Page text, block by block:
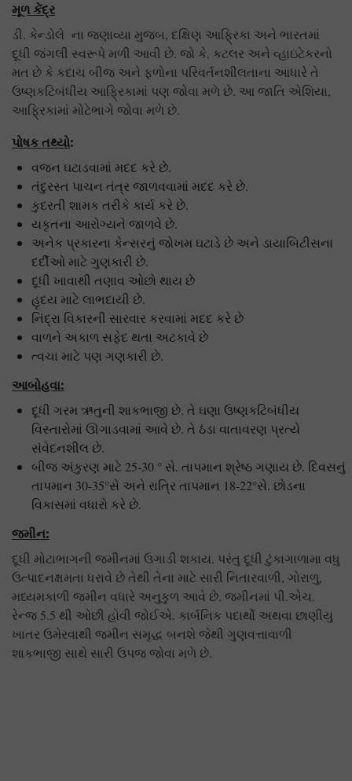
મૂળ કેંદ્ર
ડી. કેન્ડોલે ના જણાવ્યા મુજબ, દક્ષિણ આફ્રિકા અને ભારતમાં
દૂધી જંગલી સ્વરૂપે મળી આવી છે. જો કે, કટલર અને વ્હાઇટેકરનો
મત છે કે કદાચ બીજ અને ફળોના પરિવર્તનશીલતાના આધારે તે
ઉષ્ણકટિબંધીય આફ્રિકામાં પણ જોવા મળે છે. આ જાતિ એશિયા,
આફ્રિકામાં મોટેભાગે જોવા મળે છે.
પોષક તથ્યો:
વજન ઘટાડવામાં મદદ કરે છે.
તંદુરસ્ત પાચન તંત્ર જાળવવામાં મદદ કરે છે.
કુદરતી શામક તરીકે કાર્ય કરે છે.
યકૃતના આરોગ્યને જાળવે છે.
અનેક પ્રકારના કેન્સરનું જોખમ ઘટાડે છે અને ડાયાબિટીસના
દર્દીઓ માટે ગુણકારી છે.
દૂધી ખાવાથી તણાવ ઓછો થાય છે
હૃદય માટે લાભદાયી છે.
નિંદ્રા વિકારની સારવાર કરવામાં મદદ કરે છે
વાળને અકાળ સફેદ થતા અટકાવે છે
ત્વચા માટે પણ ગણકારી છે.
આબોહવા:
દૂધી ગરમ ઋતુની શાકભાજી છે. તે ઘણા ઉષ્ણકટિબંધીય
વિસ્તારોમાં ઊગાડવામાં આવે છે. તે ઠંડા વાતાવરણ પ્રત્યે
સંવેદનશીલ છે.
બીજ અંકુરણ માટે 25-30 ° સે. તાપમાન શ્રેષ્ઠ ગણાય છે. દિવસનું
તાપમાન 30-35°સે અને રાત્રિ તાપમાન 18-22°સે. છોડના
વિકાસમાં વધારો કરે છે.
જમીન:
દૂધી મોટાભાગની જમીનમાં ઉગાડી શકાય. પરંતુ દૂધી ટુંકાગાળામા વધુ
ઉત્પાદનક્ષમતા ધરાવે છે તેથી તેના માટે સારી નિતારવાળી, ગોરાળુ,
મધ્યમકાળી જમીન વધારે અનુકુળ આવે છે. જમીનમાં પી.એચ.
રેન્જ 5.5 થી ઓછી હોવી જોઈએ. કાર્બનિક પદાર્થો અથવા છાણીયુ
ખાતર ઉમેરવાથી જમીન સમૃદ્ધ બનશે જેથી ગુણવત્તાવાળી
શાકભાજી સાથે સારી ઉપજ જોવા મળે છે.